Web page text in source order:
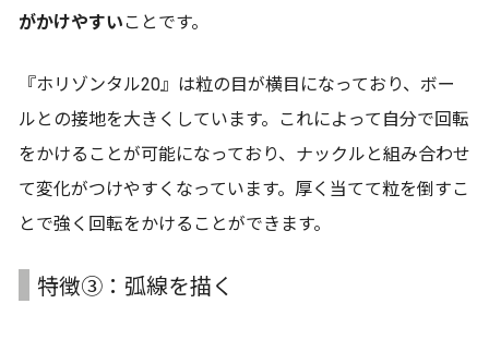
がかけやすい ことです。
『ホリゾンタル20』は粒の目が横目になっており、ボー
ルとの接地を大きくしています。これによって自分で回転
をかけることが可能になっており、ナックルと組み合わせ
て変化がつけやすくなっています。厚く当てて粒を倒すこ
とで強く回転をかけることができます。
特徴③：弧線を描く